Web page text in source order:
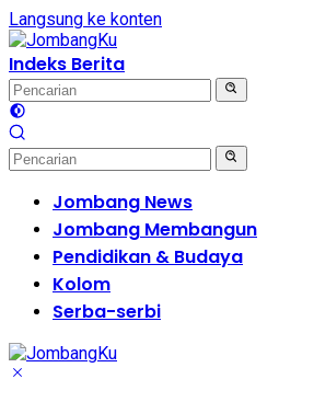
Langsung ke konten
Indeks Berita
Jombang News
Jombang Membangun
Pendidikan & Budaya
Kolom
Serba-serbi